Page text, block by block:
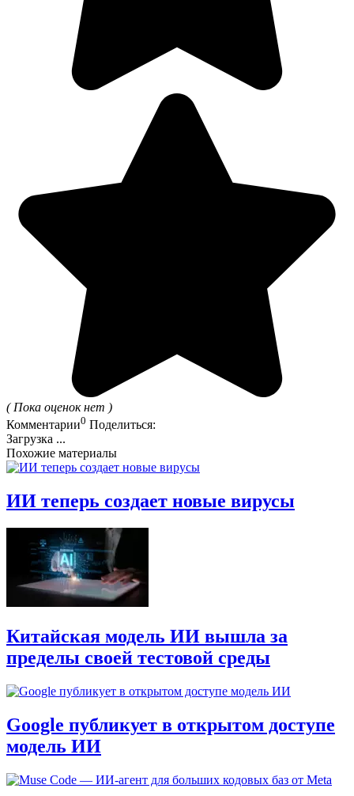
( Пока оценок нет )
Комментарии0 Поделиться:
Загрузка ...
Похожие материалы
ИИ теперь создает новые вирусы
Китайская модель ИИ вышла за
пределы своей тестовой среды
Google публикует в открытом доступе
модель ИИ